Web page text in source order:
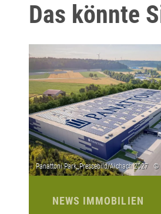
Das könnte
NEWS IMMOBILIEN